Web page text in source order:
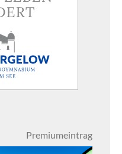
Premiumeintrag